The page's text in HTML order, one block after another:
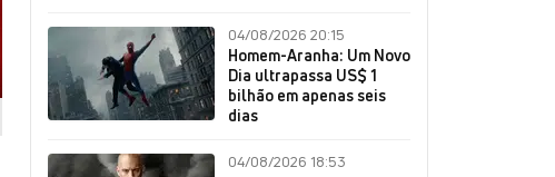
04/08/2026 20:15
Homem-Aranha: Um Novo
Dia ultrapassa US$ 1
bilhão em apenas seis
dias
04/08/2026 18:53